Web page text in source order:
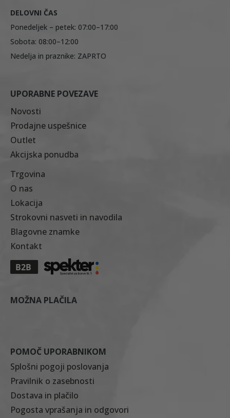
DELOVNI ČAS
Ponedeljek – petek: 07:00–17:00
Sobota: 08:00–12:00
Nedelja in praznike: ZAPRTO
UPORABNE POVEZAVE
Novosti
Prodajne uspešnice
Outlet
Akcijska ponudba
Trgovina
O nas
Lokacija
Strokovni nasveti in navodila
Blagovne znamke
Kontakt
MOŽNA PLAČILA
POMOČ UPORABNIKOM
Splošni pogoji poslovanja
Pravilnik o zasebnosti
Dostava in plačilo
Pogosta vprašanja in odgovori